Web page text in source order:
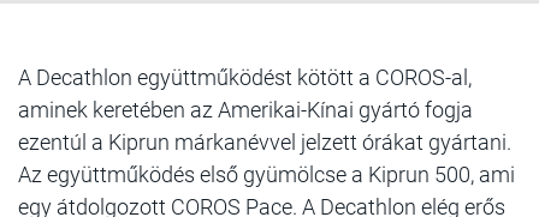
A Decathlon együttműködést kötött a COROS-al,
aminek keretében az Amerikai-Kínai gyártó fogja
ezentúl a Kiprun márkanévvel jelzett órákat gyártani.
Az együttműködés első gyümölcse a Kiprun 500, ami
egy átdolgozott COROS Pace. A Decathlon elég erős